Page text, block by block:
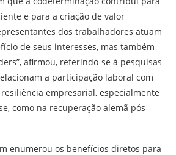
e para a criação de valor
dos trabalhadores atuam
de seus interesses, mas também
afirmou, referindo-se à pesquisas
a participação laboral com
empresarial, especialmente
como na recuperação alemã pós-
enumerou os benefícios diretos para